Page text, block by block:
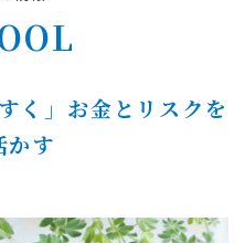
く」お金とリスクを
かす